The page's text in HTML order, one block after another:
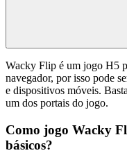
Wacky Flip é um jogo H5
navegador, por isso pode
e dispositivos móveis.
um dos portais do jogo.
Como jogo Wacky
básicos?